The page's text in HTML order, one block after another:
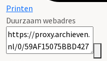
Printen
Duurzaam webadres